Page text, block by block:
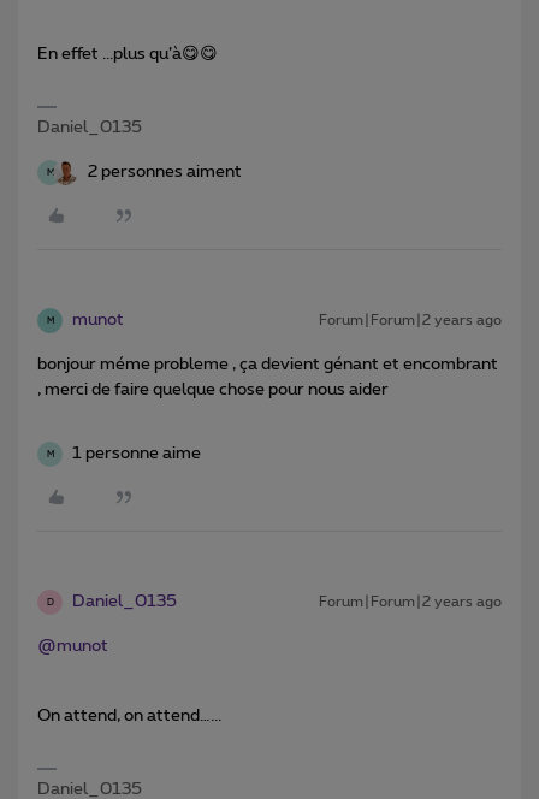
En effet ...plus qu’à😋😋
Daniel_0135
M 2 personnes aiment
M munot Forum|Forum|2 years ago
bonjour méme probleme , ça devient génant et encombrant
, merci de faire quelque chose pour nous aider
M 1 personne aime
D Daniel_0135 Forum|Forum|2 years ago
@munot
On attend, on attend…...
Daniel_0135